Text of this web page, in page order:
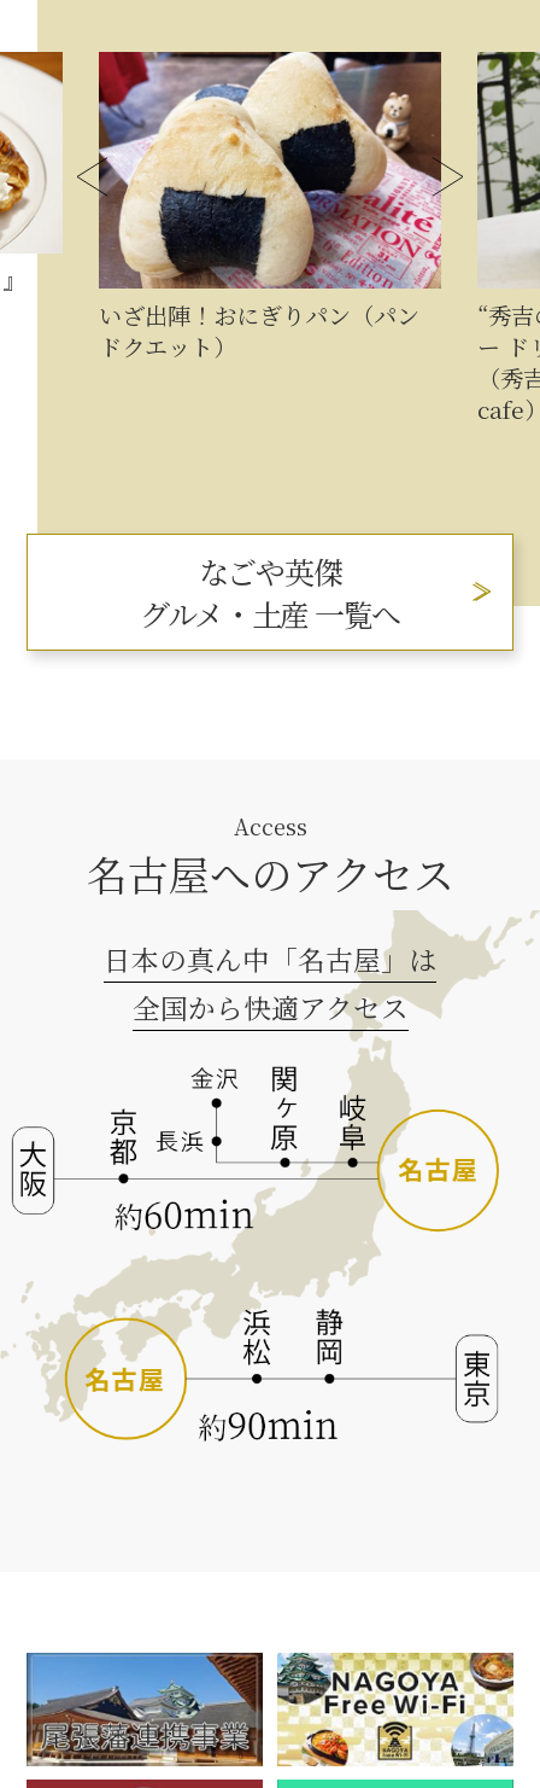
いざ出陣！おにぎりパン（パン
ドクエット）
“秀
ー ド
（
cafe
なごや英傑
グルメ・土産 一覧へ
Access
名古屋へのアクセス
日本の真ん中「名古屋」は
全国から快適アクセス